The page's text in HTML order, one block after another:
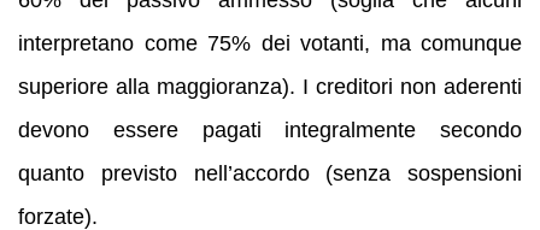
interpretano come 75% dei votanti, ma comunque
superiore alla maggioranza). I creditori non aderenti
devono essere pagati integralmente secondo
quanto previsto nell’accordo (senza sospensioni
forzate).